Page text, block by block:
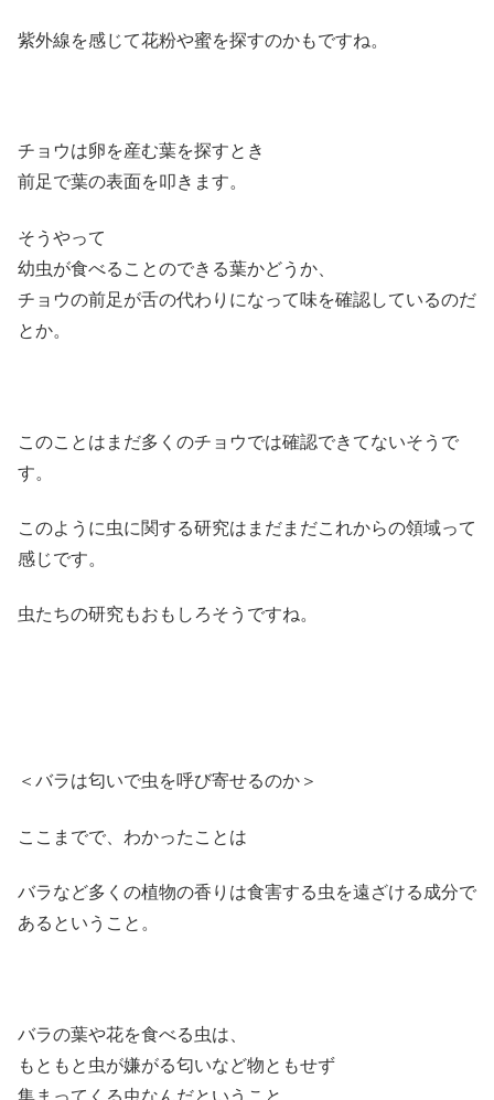
紫外線を感じて花粉や蜜を探すのかもですね。
チョウは卵を産む葉を探すとき
前足で葉の表面を叩きます。
そうやって
幼虫が食べることのできる葉かどうか、
チョウの前足が舌の代わりになって味を確認しているのだ
とか。
このことはまだ多くのチョウでは確認できてないそうで
す。
このように虫に関する研究はまだまだこれからの領域って
感じです。
虫たちの研究もおもしろそうですね。
＜バラは匂いで虫を呼び寄せるのか＞
ここまでで、わかったことは
バラなど多くの植物の香りは食害する虫を遠ざける成分で
あるということ。
バラの葉や花を食べる虫は、
もともと虫が嫌がる匂いなど物ともせず
集まってくる虫なんだということ。